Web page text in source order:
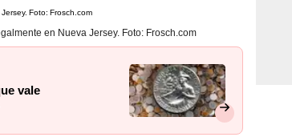
en Nueva Jersey. Foto: Frosch.com
vale